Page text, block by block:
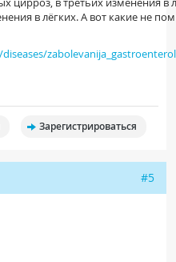
в лёгких. А вот какие не
Зарегистрироваться
#5